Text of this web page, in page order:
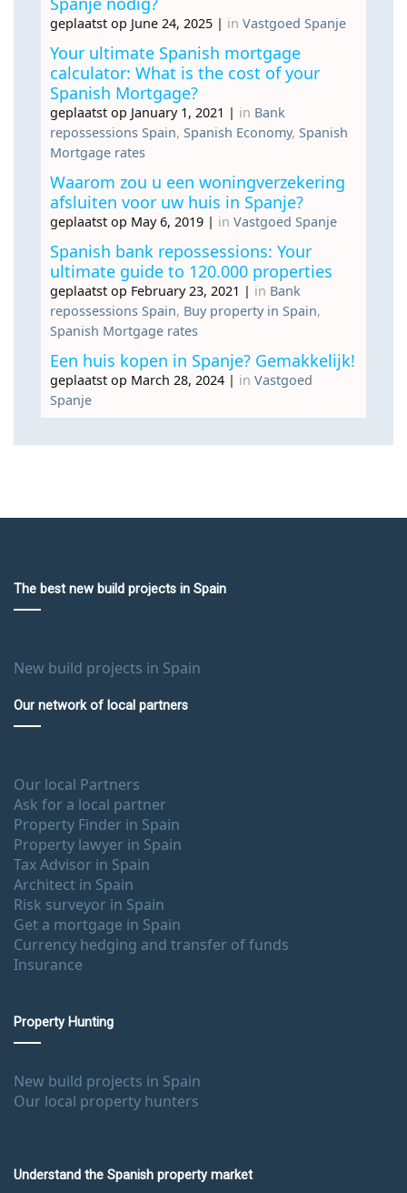
geplaatst op June 24, 2025 | in Vastgoed Spanje
Your ultimate Spanish mortgage
calculator: What is the cost of your
Spanish Mortgage?
geplaatst op January 1, 2021 | in Bank
repossessions Spain, Spanish Economy, Spanish
Mortgage rates
Waarom zou u een woningverzekering
afsluiten voor uw huis in Spanje?
geplaatst op May 6, 2019 | in Vastgoed Spanje
Spanish bank repossessions: Your
ultimate guide to 120.000 properties
geplaatst op February 23, 2021 | in Bank
repossessions Spain, Buy property in Spain,
Spanish Mortgage rates
Een huis kopen in Spanje? Gemakkelijk!
geplaatst op March 28, 2024 | in Vastgoed
Spanje
The best new build projects in Spain
New build projects in Spain
Our network of local partners
Our local Partners
Ask for a local partner
Property Finder in Spain
Property lawyer in Spain
Tax Advisor in Spain
Architect in Spain
Risk surveyor in Spain
Get a mortgage in Spain
Currency hedging and transfer of funds
Insurance
Property Hunting
New build projects in Spain
Our local property hunters
Understand the Spanish property market